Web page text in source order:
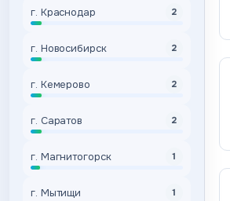
г. Краснодар 2
г. Новосибирск 2
г. Кемерово 2
г. Саратов 2
г. Магнитогорск 1
г. Мытищи 1